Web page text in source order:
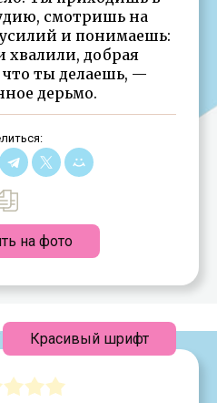
смотришь на
усилий и понимаешь:
хвалили, добрая
что ты делаешь, —
дерьмо.
на фото
Красивый шрифт